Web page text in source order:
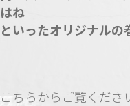
はね
といったオリジナルの
こちらからご覧くださ